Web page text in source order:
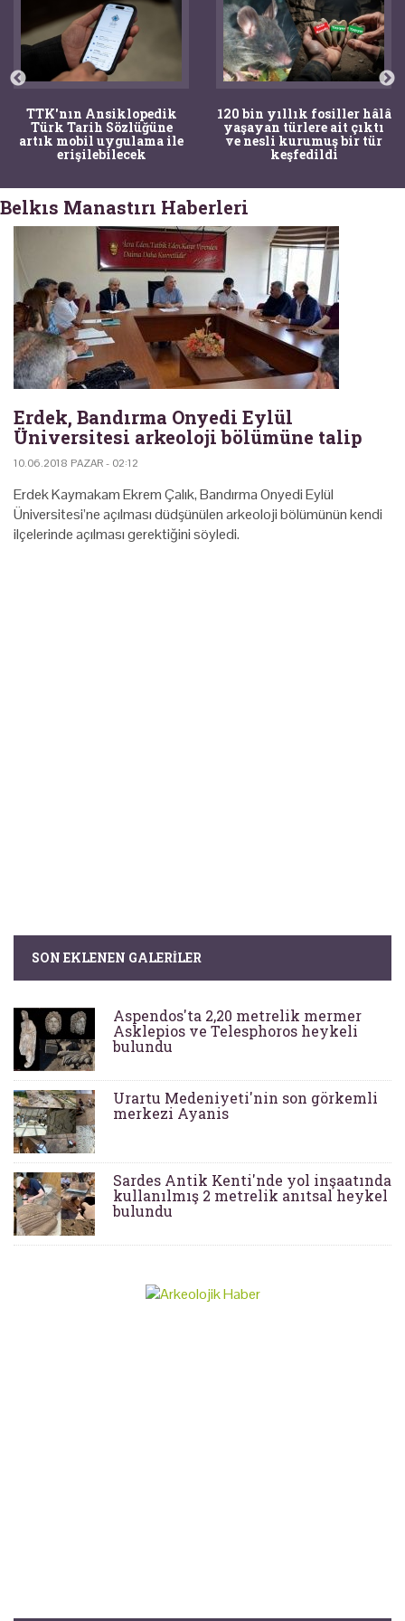
TTK'nın Ansiklopedik
Türk Tarih Sözlüğüne
artık mobil uygulama ile
erişilebilecek
120 bin yıllık fosiller hâlâ
yaşayan türlere ait çıktı
ve nesli kurumuş bir tür
keşfedildi
Belkıs Manastırı Haberleri
Erdek, Bandırma Onyedi Eylül
Üniversitesi arkeoloji bölümüne talip
10.06.2018 PAZAR - 02:12
Erdek Kaymakam Ekrem Çalık, Bandırma Onyedi Eylül
Üniversitesi’ne açılması düdşünülen arkeoloji bölümünün kendi
ilçelerinde açılması gerektiğini söyledi.
SON EKLENEN GALERILER
Aspendos'ta 2,20 metrelik mermer
Asklepios ve Telesphoros heykeli
bulundu
Urartu Medeniyeti'nin son görkemli
merkezi Ayanis
Sardes Antik Kenti'nde yol inşaatında
kullanılmış 2 metrelik anıtsal heykel
bulundu